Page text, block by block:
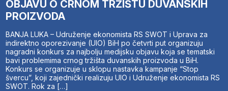
OBJAVU O CRNOM TRŽIŠTU DUVANSKIH
PROIZVODA
BANJA LUKA – Udruženje ekonomista RS SWOT i Uprava za
indirektno oporezivanje (UIO) BiH po četvrti put organizuju
nagradni konkurs za najbolju medijsku objavu koja se tematski
bavi problemima crnog tržišta duvanskih proizvoda u BiH.
Konkurs se organizuje u sklopu nastavka kampanje “Stop
švercu”, koji zajednički realizuju UIO i Udruženje ekonomista RS
SWOT. Rok za […]